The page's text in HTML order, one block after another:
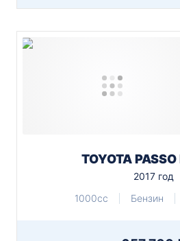
TOYOTA
2017 год
1000cc
Бензин